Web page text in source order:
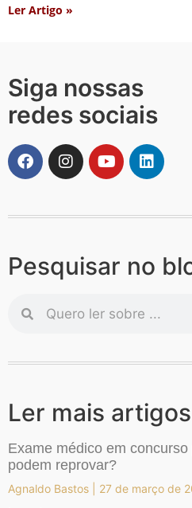
Ler Artigo »
Siga nossas
redes sociais
Pesquisar no
Ler mais artigos
Exame médico em
podem reprovar?
Agnaldo Bastos
27 de março de